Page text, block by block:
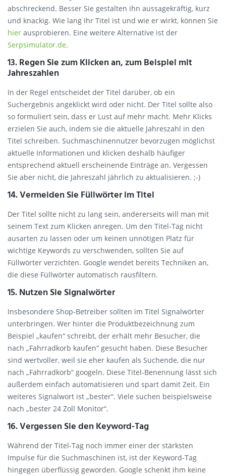
abschreckend. Besser Sie gestalten ihn aussagekräftig, kurz
und knackig. Wie lang Ihr Titel ist und wie er wirkt, können Sie
hier ausprobieren. Eine weitere Alternative ist der
Serpsimulator.de.
13. Regen Sie zum Klicken an, zum Beispiel mit
Jahreszahlen
In der Regel entscheidet der Titel darüber, ob ein
Suchergebnis angeklickt wird oder nicht. Der Titel sollte also
so formuliert sein, dass er Lust auf mehr macht. Mehr Klicks
erzielen Sie auch, indem sie die aktuelle Jahreszahl in den
Titel schreiben. Suchmaschinennutzer bevorzugen möglichst
aktuelle Informationen und klicken deshalb häufiger
entsprechend aktuell erscheinende Einträge an. Vergessen
Sie aber nicht, die Jahreszahl jährlich zu aktualisieren. ;-)
14. Vermeiden Sie Füllwörter im Titel
Der Titel sollte nicht zu lang sein, andererseits will man mit
seinem Text zum Klicken anregen. Um den Titel-Tag nicht
ausarten zu lassen oder um keinen unnötigen Platz für
wichtige Keywords zu verschwenden, sollten Sie auf
Füllwörter verzichten. Google wendet bereits Techniken an,
die diese Füllwörter automatisch rausfiltern.
15. Nutzen Sie Signalwörter
Insbesondere Shop-Betreiber sollten im Titel Signalwörter
unterbringen. Wer hinter die Produktbezeichnung zum
Beispiel „kaufen“ schreibt, der erhält mehr Besucher, die
nach „Fahrradkorb kaufen“ gesucht haben. Diese Besucher
sind wertvoller, weil sie eher kaufen als Suchende, die nur
nach „Fahrradkorb“ googeln. Diese Titel-Benennung lässt sich
außerdem einfach automatisieren und spart damit Zeit. Ein
weiteres Signalwort ist „bester“. Viele suchen beispielsweise
nach „bester 24 Zoll Monitor“.
16. Vergessen Sie den Keyword-Tag
Während der Titel-Tag noch immer einer der stärksten
Impulse für die Suchmaschinen ist, ist der Keyword-Tag
hingegen überflüssig geworden. Google schenkt ihm keine